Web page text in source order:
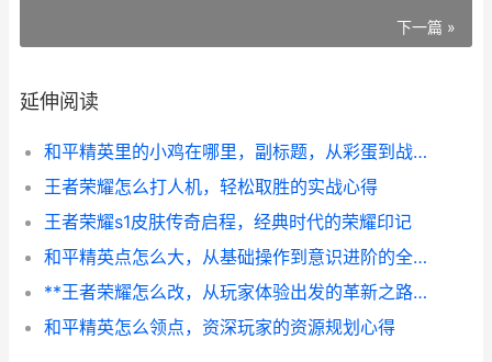
下一篇 »
延伸阅读
和平精英里的小鸡在哪里，副标题，从彩蛋到战术符号的奇妙旅程
王者荣耀怎么打人机，轻松取胜的实战心得
王者荣耀s1皮肤传奇启程，经典时代的荣耀印记
和平精英点怎么大，从基础操作到意识进阶的全面指南副标题资深玩家带你突破瓶颈
**王者荣耀怎么改，从玩家体验出发的革新之路**
和平精英怎么领点，资深玩家的资源规划心得